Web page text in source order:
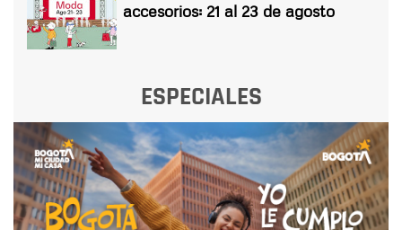
accesorios: 21 al 23 de agosto
ESPECIALES